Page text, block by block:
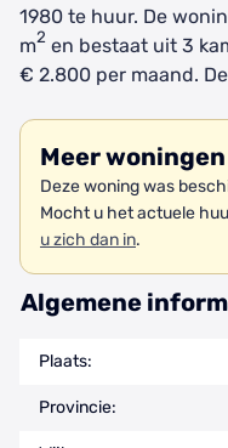
1980 te huur. De
m2 en bestaat uit 3
€ 2.800 per maand.
Meer woningen
Deze woning was
Mocht u het actuele
u zich dan in.
Algemene
Plaats:
Provincie: